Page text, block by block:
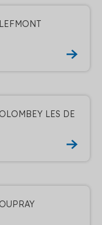
LES DE